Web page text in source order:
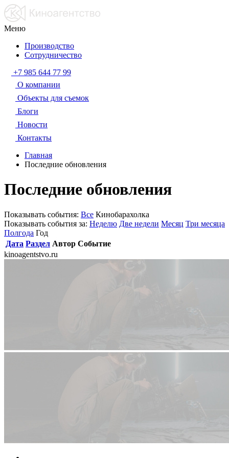
Меню
Производство
Сотрудничество
+7 985 644 77 99
О компании
Объекты для съемок
Блоги
Новости
Контакты
Главная
Последние обновления
Последние обновления
Показывать события: Все Кинобарахолка
Показывать события за: Неделю Две недели Месяц Три месяца
Полгода Год
Дата Раздел Автор Событие
kinoagentstvo.ru